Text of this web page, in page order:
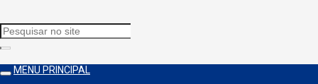
MENU PRINCIPAL